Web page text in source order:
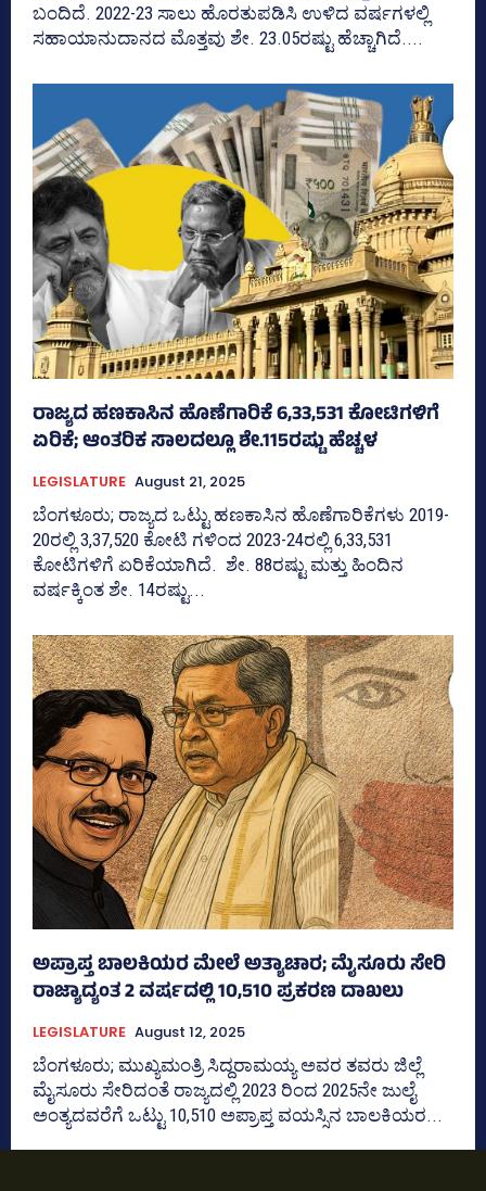
ಬಂದಿದೆ. 2022-23 ಸಾಲು ಹೊರತುಪಡಿಸಿ ಉಳಿದ ವರ್ಷಗಳಲ್ಲಿ
ಸಹಾಯಾನುದಾನದ ಮೊತ್ತವು ಶೇ. 23.05ರಷ್ಟು ಹೆಚ್ಚಾಗಿದೆ....
ರಾಜ್ಯದ ಹಣಕಾಸಿನ ಹೊಣೆಗಾರಿಕೆ 6,33,531 ಕೋಟಿಗಳಿಗೆ
ಏರಿಕೆ; ಆಂತರಿಕ ಸಾಲದಲ್ಲೂ ಶೇ.115ರಷ್ಟು ಹೆಚ್ಚಳ
LEGISLATURE August 21, 2025
ಬೆಂಗಳೂರು; ರಾಜ್ಯದ ಒಟ್ಟು ಹಣಕಾಸಿನ ಹೊಣೆಗಾರಿಕೆಗಳು 2019-
20ರಲ್ಲಿ 3,37,520 ಕೋಟಿ ಗಳಿಂದ 2023-24ರಲ್ಲಿ 6,33,531
ಕೋಟಿಗಳಿಗೆ ಏರಿಕೆಯಾಗಿದೆ. ಶೇ. 88ರಷ್ಟು ಮತ್ತು ಹಿಂದಿನ
ವರ್ಷಕ್ಕಿಂತ ಶೇ. 14ರಷ್ಟು...
ಅಪ್ರಾಪ್ತ ಬಾಲಕಿಯರ ಮೇಲೆ ಅತ್ಯಾಚಾರ; ಮೈಸೂರು ಸೇರಿ
ರಾಜ್ಯಾದ್ಯಂತ 2 ವರ್ಷದಲ್ಲಿ 10,510 ಪ್ರಕರಣ ದಾಖಲು
LEGISLATURE August 12, 2025
ಬೆಂಗಳೂರು; ಮುಖ್ಯಮಂತ್ರಿ ಸಿದ್ದರಾಮಯ್ಯ ಅವರ ತವರು ಜಿಲ್ಲೆ
ಮೈಸೂರು ಸೇರಿದಂತೆ ರಾಜ್ಯದಲ್ಲಿ 2023 ರಿಂದ 2025ನೇ ಜುಲೈ
ಅಂತ್ಯದವರೆಗೆ ಒಟ್ಟು 10,510 ಅಪ್ರಾಪ್ತ ವಯಸ್ಸಿನ ಬಾಲಕಿಯರ...